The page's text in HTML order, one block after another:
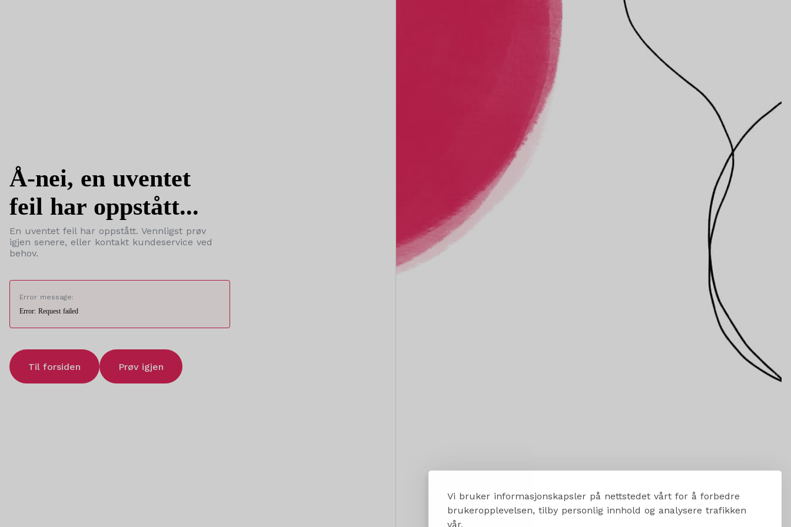
Vi bruker informasjonskapsler på nettstedet vårt for å forbedre
brukeropplevelsen, tilby personlig innhold og analysere trafikken
vår.
Å-nei, en uventet
feil har oppstått...
En uventet feil har oppstått. Vennligst prøv
igjen senere, eller kontakt kundeservice ved
behov.
Error message:
Error: Request failed
Til forsiden Prøv igjen